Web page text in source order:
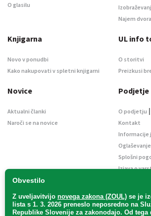
Obvestilo
Z uveljavitvijo novega zakona (ZOUL) se je
lista s 1. 3. 2026 preneslo neposredno na
Republike Slovenije za zakonodajo. Od tega
O glasilu
Najem
Knjigarna
Novo v ponudbi
Kako nakupovati v spletni knjigarni
UL info
O storitvi
Preizkusi
Novice
Aktualni članki
Naroči se na novice
Podjetje
O podjetju |
Kontakt
Informacije
Oglaševanje
Splošni
Izjava o